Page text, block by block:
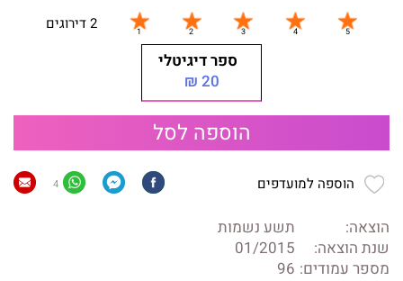
2 דירוגים
ספר דיגיטלי
20 ₪
הוספה לסל
הוספה למועדפים 4
הוצאה:
תשע נשמות
שנת הוצאה:
01/2015
מספר עמודים: 96